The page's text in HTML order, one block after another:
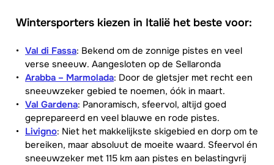
Wintersporters kiezen in Italië het beste voor:
Val di Fassa: Bekend om de zonnige pistes en veel
verse sneeuw. Aangesloten op de Sellaronda
Arabba – Marmolada: Door de gletsjer met recht een
sneeuwzeker gebied te noemen, óók in maart.
Val Gardena: Panoramisch, sfeervol, altijd goed
geprepareerd en veel blauwe en rode pistes.
Livigno: Niet het makkelijkste skigebied en dorp om te
bereiken, maar absoluut de moeite waard. Sfeervol én
sneeuwzeker met 115 km aan pistes en belastingvrij